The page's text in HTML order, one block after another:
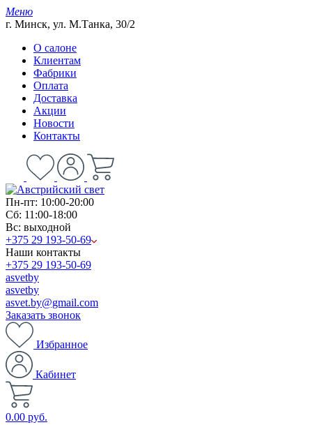
Меню
г. Минск, ул. М.Танка, 30/2
О салоне
Клиентам
Фабрики
Оплата
Доставка
Акции
Новости
Контакты
Пн-пт: 10:00-20:00
Сб: 11:00-18:00
Вс: выходной
+375 29 193-50-69
Наши контакты
+375 29 193-50-69
asvetby
asvetby
asvet.by@gmail.com
Заказать звонок
Избранное
Кабинет
0.00 руб.